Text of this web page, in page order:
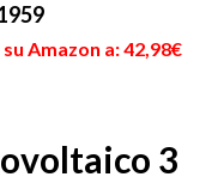
Amazon a: 42,98€
3